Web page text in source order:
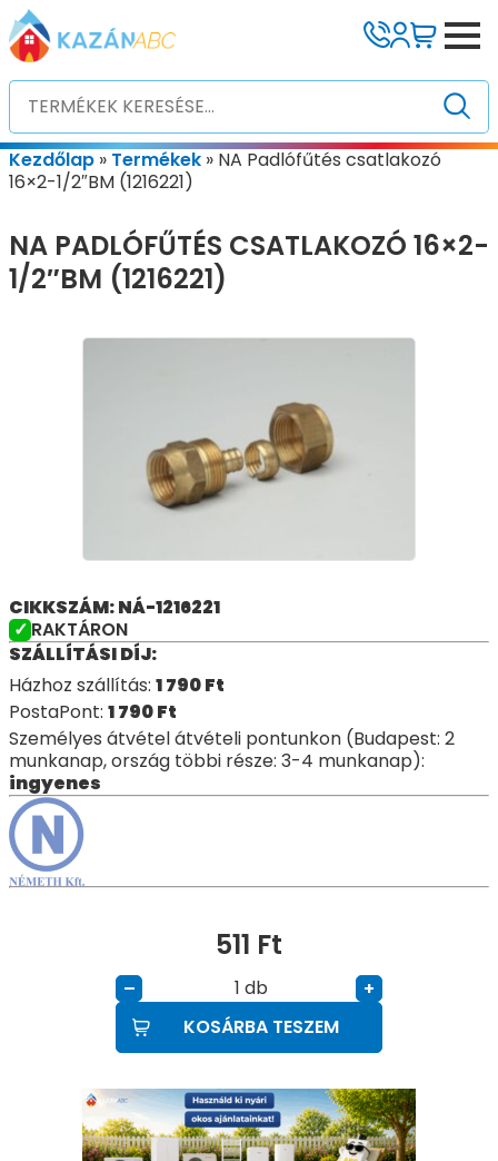
Kezdőlap » Termékek » NA Padlófűtés csatlakozó
16×2-1/2″BM (1216221)
NA PADLÓFŰTÉS CSATLAKOZÓ 16×2-
1/2″BM (1216221)
CIKKSZÁM: NÁ-1216221
RAKTÁRON
SZÁLLÍTÁSI DÍJ:
Házhoz szállítás: 1 790Ft
PostaPont: 1 790Ft
Személyes átvétel átvételi pontunkon (Budapest: 2
munkanap, ország többi része: 3-4 munkanap):
ingyenes
511 Ft
– db
+
KOSÁRBA TESZEM